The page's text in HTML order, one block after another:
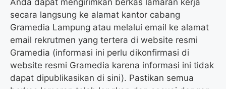
secara langsung ke alamat kantor cabang
Gramedia Lampung atau melalui email ke alamat
email rekrutmen yang tertera di website resmi
Gramedia (informasi ini perlu dikonfirmasi di
website resmi Gramedia karena informasi ini tidak
dapat dipublikasikan di sini). Pastikan semua